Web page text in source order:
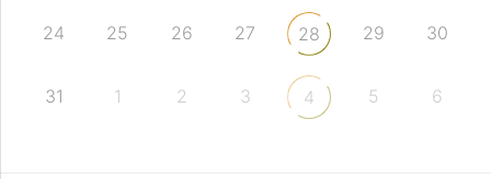
24 25 26 27 28 29 30
31 1 2 3 4 5 6